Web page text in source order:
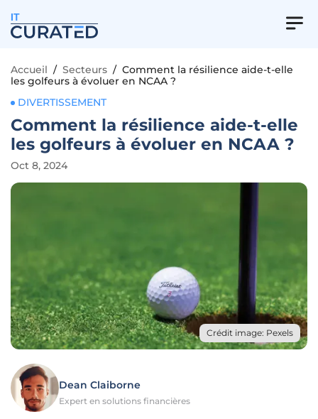
IT
Accueil / Secteurs / Comment la résilience aide-t-elle
les golfeurs à évoluer en NCAA ?
DIVERTISSEMENT
Comment la résilience aide-t-elle
les golfeurs à évoluer en NCAA ?
Oct 8, 2024
Crédit image: Pexels
Dean Claiborne
Expert en solutions financières